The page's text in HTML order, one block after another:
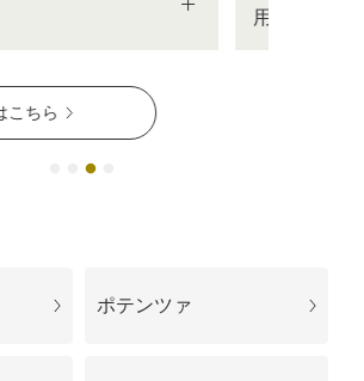
プ
くはこちら
ポテンツァ